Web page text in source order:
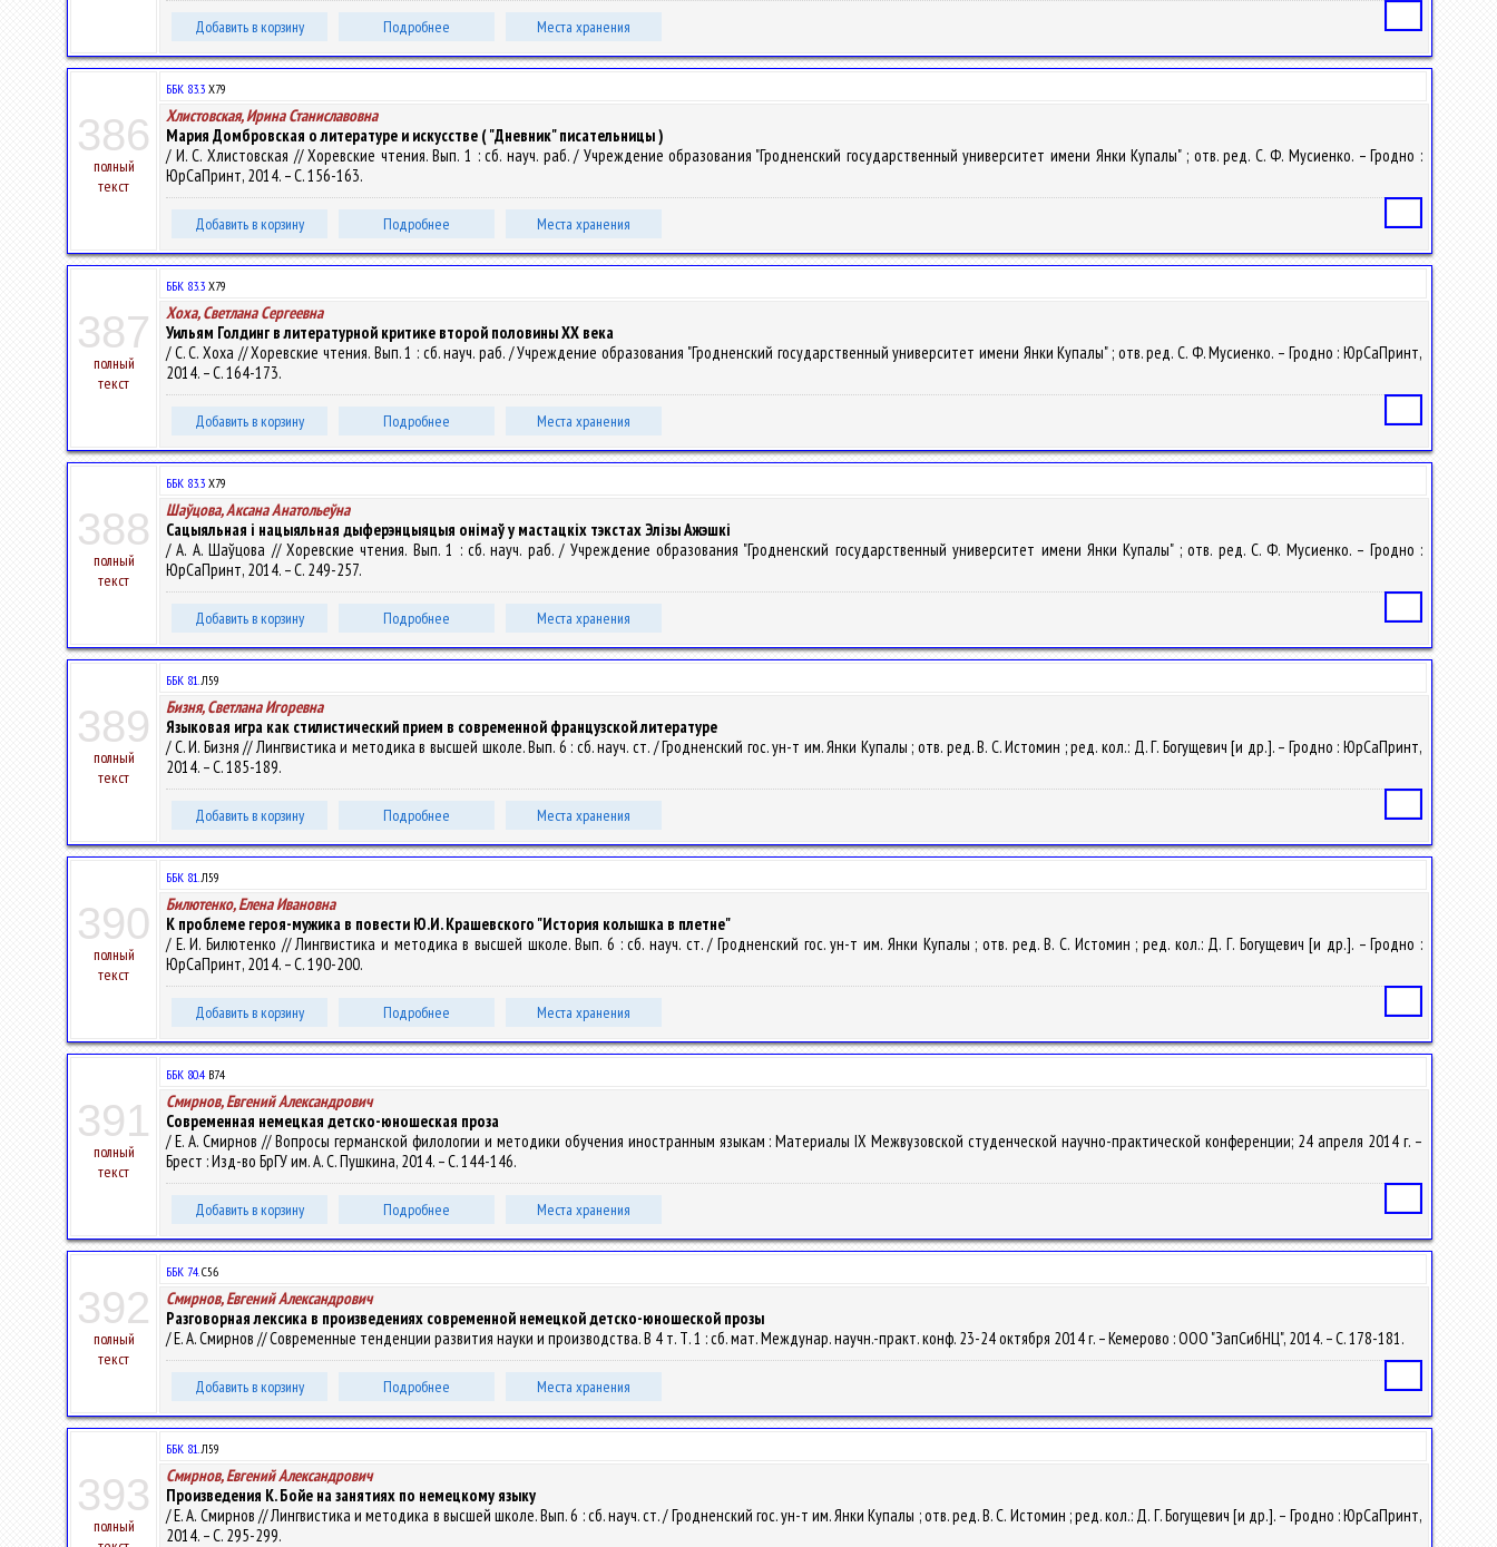
Добавить в корзину Подробнее Места хранения
386
полный
текст
ББК 83.3 Х79
Хлистовская, Ирина Станиславовна
Мария Домбровская о литературе и искусстве ( "Дневник" писательницы )
/ И. С. Хлистовская // Хоревские чтения. Вып. 1 : сб. науч. раб. / Учреждение образования "Гродненский государственный университет имени Янки Купалы" ; отв. ред. С. Ф. Мусиенко. – Гродно :
ЮрСаПринт, 2014. – С. 156-163.
Добавить в корзину Подробнее Места хранения
387
полный
текст
ББК 83.3 Х79
Хоха, Светлана Сергеевна
Уильям Голдинг в литературной критике второй половины ХХ века
/ С. С. Хоха // Хоревские чтения. Вып. 1 : сб. науч. раб. / Учреждение образования "Гродненский государственный университет имени Янки Купалы" ; отв. ред. С. Ф. Мусиенко. – Гродно : ЮрСаПринт,
2014. – С. 164-173.
Добавить в корзину Подробнее Места хранения
388
полный
текст
ББК 83.3 Х79
Шаўцова, Аксана Анатольеўна
Сацыяльная і нацыяльная дыферэнцыяцыя онімаў у мастацкіх тэкстах Элізы Ажэшкі
/ А. А. Шаўцова // Хоревские чтения. Вып. 1 : сб. науч. раб. / Учреждение образования "Гродненский государственный университет имени Янки Купалы" ; отв. ред. С. Ф. Мусиенко. – Гродно :
ЮрСаПринт, 2014. – С. 249-257.
Добавить в корзину Подробнее Места хранения
389
полный
текст
ББК 81.Л59
Бизня, Светлана Игоревна
Языковая игра как стилистический прием в современной французской литературе
/ С. И. Бизня // Лингвистика и методика в высшей школе. Вып. 6 : сб. науч. ст. / Гродненский гос. ун-т им. Янки Купалы ; отв. ред. В. С. Истомин ; ред. кол.: Д. Г. Богущевич [и др.]. – Гродно : ЮрСаПринт,
2014. – С. 185-189.
Добавить в корзину Подробнее Места хранения
390
полный
текст
ББК 81.Л59
Билютенко, Елена Ивановна
К проблеме героя-мужика в повести Ю.И. Крашевского "История колышка в плетне"
/ Е. И. Билютенко // Лингвистика и методика в высшей школе. Вып. 6 : сб. науч. ст. / Гродненский гос. ун-т им. Янки Купалы ; отв. ред. В. С. Истомин ; ред. кол.: Д. Г. Богущевич [и др.]. – Гродно :
ЮрСаПринт, 2014. – С. 190-200.
Добавить в корзину Подробнее Места хранения
391
полный
текст
ББК 80.4 В74
Смирнов, Евгений Александрович
Современная немецкая детско-юношеская проза
/ Е. А. Смирнов // Вопросы германской филологии и методики обучения иностранным языкам : Материалы IX Межвузовской студенческой научно-практической конференции; 24 апреля 2014 г. –
Брест : Изд-во БрГУ им. А. С. Пушкина, 2014. – С. 144-146.
Добавить в корзину Подробнее Места хранения
392
полный
текст
ББК 74.С56
Смирнов, Евгений Александрович
Разговорная лексика в произведениях современной немецкой детско-юношеской прозы
/ Е. А. Смирнов // Современные тенденции развития науки и производства. В 4 т. Т. 1 : сб. мат. Междунар. научн.-практ. конф. 23-24 октября 2014 г. – Кемерово : ООО "ЗапСибНЦ", 2014. – С. 178-181.
Добавить в корзину Подробнее Места хранения
393
полный
ББК 81.Л59
Смирнов, Евгений Александрович
Произведения К. Бойе на занятиях по немецкому языку
/ Е. А. Смирнов // Лингвистика и методика в высшей школе. Вып. 6 : сб. науч. ст. / Гродненский гос. ун-т им. Янки Купалы ; отв. ред. В. С. Истомин ; ред. кол.: Д. Г. Богущевич [и др.]. – Гродно : ЮрСаПринт,
2014. – С. 295-299.